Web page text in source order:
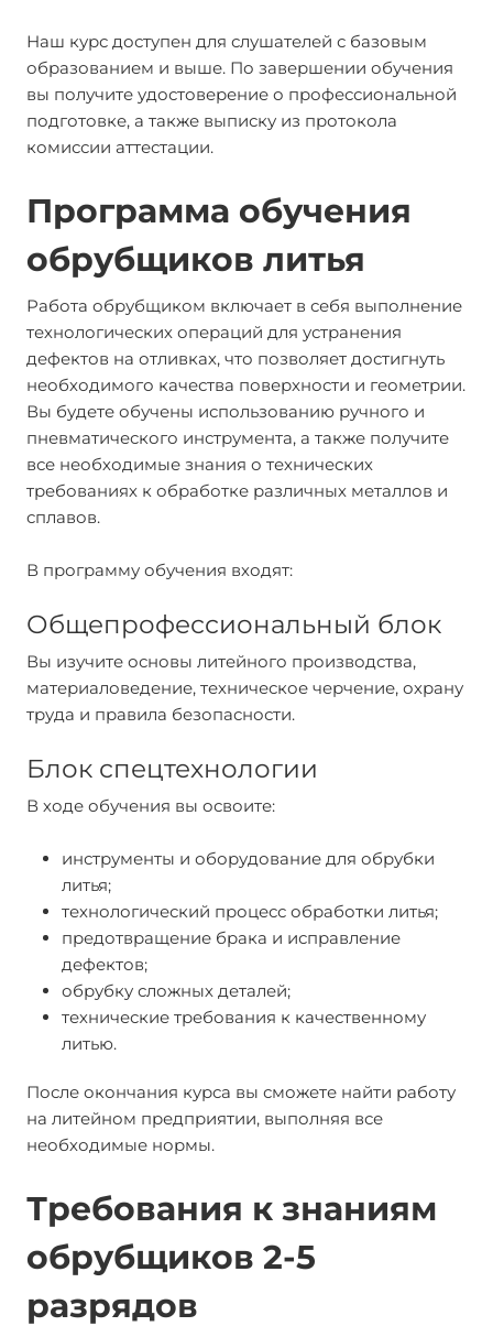
Наш курс доступен для слушателей с базовым
образованием и выше. По завершении обучения
вы получите удостоверение о профессиональной
подготовке, а также выписку из протокола
комиссии аттестации.
Программа обучения
обрубщиков литья
Работа обрубщиком включает в себя выполнение
технологических операций для устранения
дефектов на отливках, что позволяет достигнуть
необходимого качества поверхности и геометрии.
Вы будете обучены использованию ручного и
пневматического инструмента, а также получите
все необходимые знания о технических
требованиях к обработке различных металлов и
сплавов.
В программу обучения входят:
Общепрофессиональный блок
Вы изучите основы литейного производства,
материаловедение, техническое черчение, охрану
труда и правила безопасности.
Блок спецтехнологии
В ходе обучения вы освоите:
инструменты и оборудование для обрубки
литья;
технологический процесс обработки литья;
предотвращение брака и исправление
дефектов;
обрубку сложных деталей;
технические требования к качественному
литью.
После окончания курса вы сможете найти работу
на литейном предприятии, выполняя все
необходимые нормы.
Требования к знаниям
обрубщиков 2-5
разрядов